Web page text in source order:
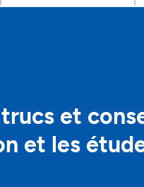
et
et les